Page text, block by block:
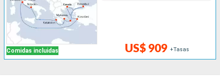
Comidas incluidas US$ 909 +Tasas